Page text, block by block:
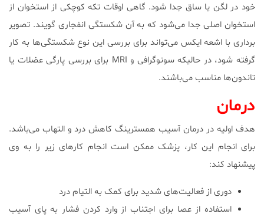
خود در لگن یا ساق جدا شود. گاهی اوقات تکه کوچکی از استخوان از
استخوان اصلی جدا می‌شود که به آن شکستگی انفجاری گویند. تصویر
برداری با اشعه ایکس می‌تواند برای بررسی این نوع شکستگی‌ها به کار
گرفته شود، در حالیکه سونوگرافی و MRI برای بررسی پارگی عضلات یا
تاندون‌ها مناسب می‌باشند.
درمان
هدف اولیه در درمان آسیب همسترینگ کاهش درد و التهاب می‌باشد.
برای انجام این کار، پزشک ممکن است انجام کارهای زیر را به وی
پیشنهاد کند:
دوری از فعالیت‌های شدید برای کمک به التیام درد
استفاده از عصا برای اجتناب از وارد کردن فشار به پای آسیب